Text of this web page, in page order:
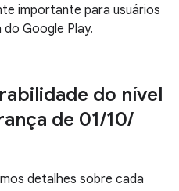
importante para usuários
Google Play.
do nível
de 01/10/
detalhes sobre cada